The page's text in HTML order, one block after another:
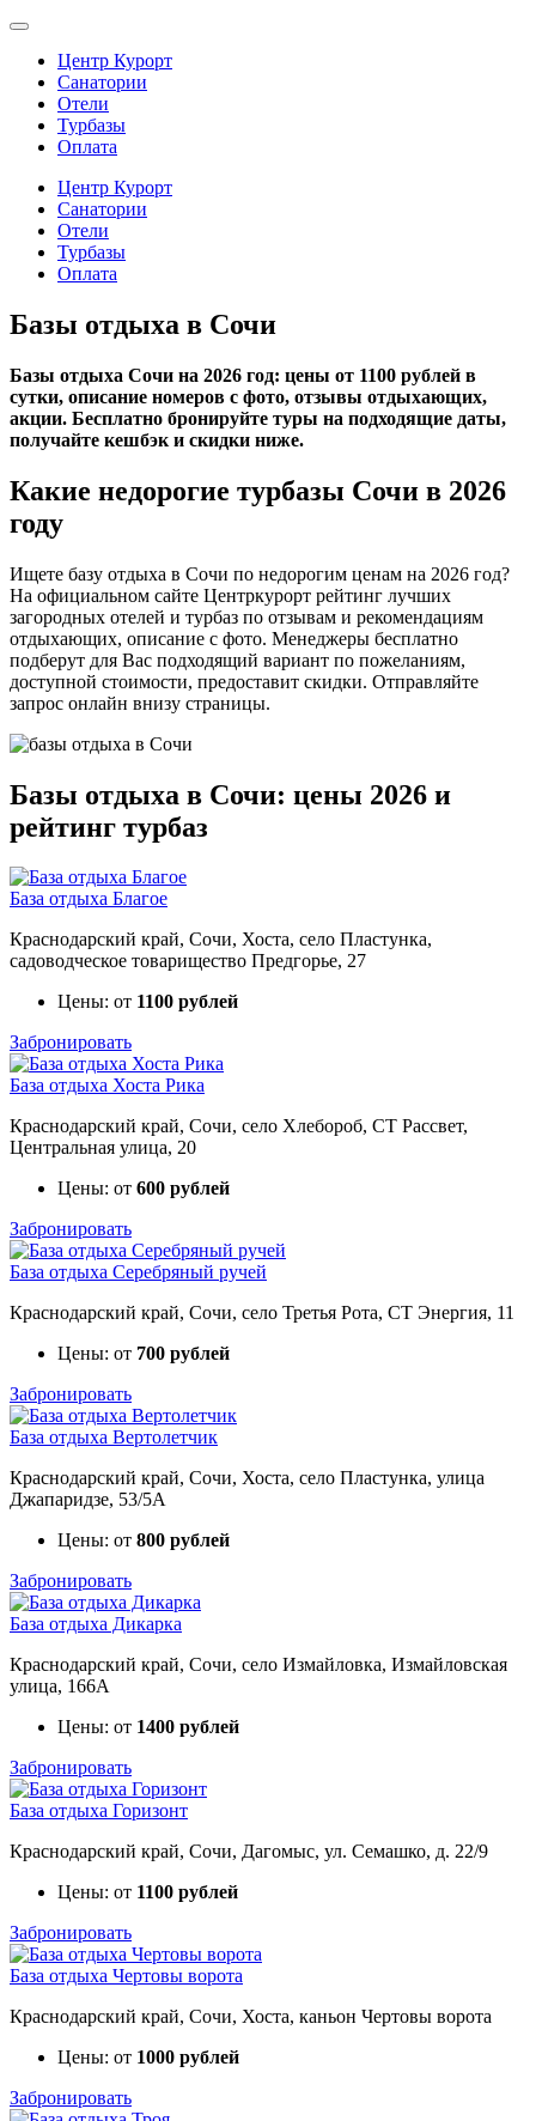
Центр Курорт
Санатории
Отели
Турбазы
Оплата
Центр Курорт
Санатории
Отели
Турбазы
Оплата
Базы отдыха в Сочи
Базы отдыха Сочи на 2026 год: цены от 1100 рублей в
сутки, описание номеров с фото, отзывы отдыхающих,
акции. Бесплатно бронируйте туры на подходящие даты,
получайте кешбэк и скидки ниже.
Какие недорогие турбазы Сочи в 2026
году
Ищете базу отдыха в Сочи по недорогим ценам на 2026 год?
На официальном сайте Центркурорт рейтинг лучших
загородных отелей и турбаз по отзывам и рекомендациям
отдыхающих, описание с фото. Менеджеры бесплатно
подберут для Вас подходящий вариант по пожеланиям,
доступной стоимости, предоставит скидки. Отправляйте
запрос онлайн внизу страницы.
Базы отдыха в Сочи: цены 2026 и
рейтинг турбаз
База отдыха Благое
Краснодарский край, Сочи, Хоста, село Пластунка,
садоводческое товарищество Предгорье, 27
Цены: от 1100 рублей
Забронировать
База отдыха Хоста Рика
Краснодарский край, Сочи, село Хлебороб, СТ Рассвет,
Центральная улица, 20
Цены: от 600 рублей
Забронировать
База отдыха Серебряный ручей
Краснодарский край, Сочи, село Третья Рота, СТ Энергия, 11
Цены: от 700 рублей
Забронировать
База отдыха Вертолетчик
Краснодарский край, Сочи, Хоста, село Пластунка, улица
Джапаридзе, 53/5А
Цены: от 800 рублей
Забронировать
База отдыха Дикарка
Краснодарский край, Сочи, село Измайловка, Измайловская
улица, 166А
Цены: от 1400 рублей
Забронировать
База отдыха Горизонт
Краснодарский край, Сочи, Дагомыс, ул. Семашко, д. 22/9
Цены: от 1100 рублей
Забронировать
База отдыха Чертовы ворота
Краснодарский край, Сочи, Хоста, каньон Чертовы ворота
Цены: от 1000 рублей
Забронировать